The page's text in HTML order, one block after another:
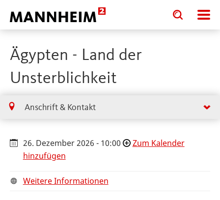
Toggle
search
input
Toggle
search
input
Ägypten - Land der
Unsterblichkeit
Anschrift & Kontakt
26. Dezember 2026 - 10:00
Zum Kalender
hinzufügen
Weitere Informationen